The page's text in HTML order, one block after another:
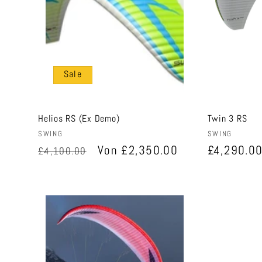
Sale
Helios RS (Ex Demo)
Anbieter:
SWING
Normaler
£4,100.00 Verkaufspreis
Von £2,350.00
Twin 3 RS
Anbieter:
SWING
Normaler
£4,290.00